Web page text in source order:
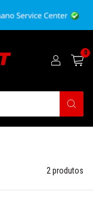
0
2 produtos